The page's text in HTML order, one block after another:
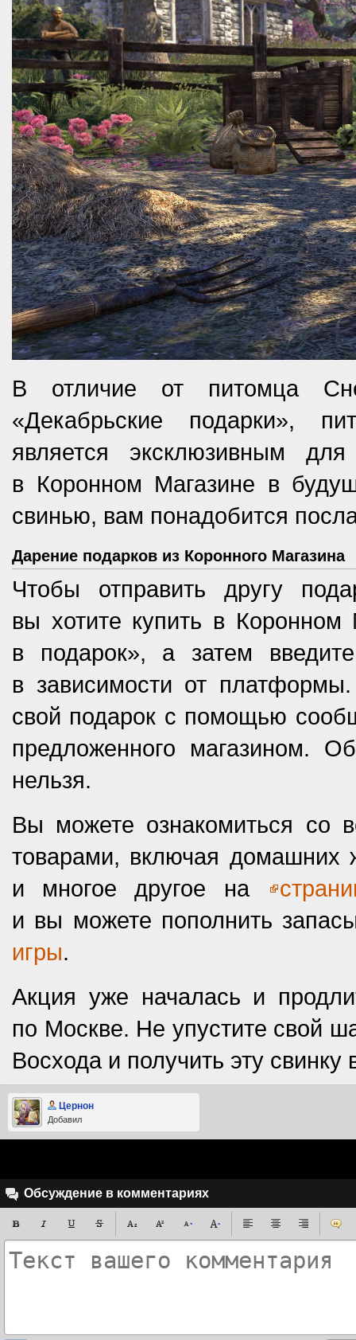
В отличие от питомца
«Декабрьские подарки»,
является эксклюзивным
в Коронном Магазине в
свинью, вам понадобится
Дарение подарков из Коронного Магазина
Чтобы отправить другу
вы хотите купить в
в подарок», а затем
в зависимости от
свой подарок с помощью
предложенного магазином.
нельзя.
Вы можете ознакомиться со
товарами, включая домашних
и многое другое на
и вы можете пополнить
игры.
Акция уже началась и
по Москве. Не упустите свой
Восхода и получить эту
Цернон
Добавил
Обсуждение в комментариях